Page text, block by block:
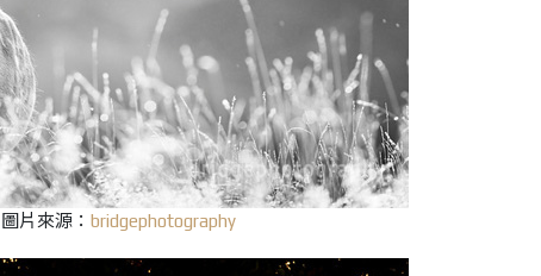
片來源： bridgephotography